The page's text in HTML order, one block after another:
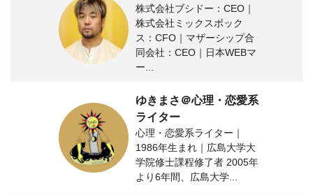
株式会社ブシドー：CEO｜
株式会社ミックスボック
ス：CFO｜マザーシップ合
同会社：CEO｜日本WEBマ
ー...
ゆきまさ＠心理・恋愛系
ライター
心理・恋愛系ライター｜
1986年生まれ｜広島大学大
学院修士課程修了者 2005年
より6年間、広島大学...